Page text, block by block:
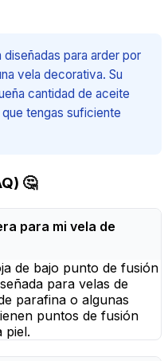
diseñadas para arder por
vela decorativa. Su
cantidad de aceite
tengas suficiente
🤔
para mi vela de
de bajo punto de fusión
para velas de
parafina o algunas
puntos de fusión
piel.